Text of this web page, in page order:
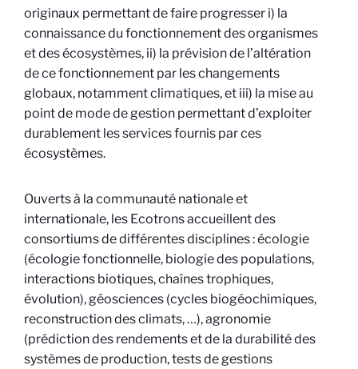
originaux permettant de faire progresser i) la
connaissance du fonctionnement des organismes
et des écosystèmes, ii) la prévision de l’altération
de ce fonctionnement par les changements
globaux, notamment climatiques, et iii) la mise au
point de mode de gestion permettant d’exploiter
durablement les services fournis par ces
écosystèmes.
Ouverts à la communauté nationale et
internationale, les Ecotrons accueillent des
consortiums de différentes disciplines : écologie
(écologie fonctionnelle, biologie des populations,
interactions biotiques, chaînes trophiques,
évolution), géosciences (cycles biogéochimiques,
reconstruction des climats, …), agronomie
(prédiction des rendements et de la durabilité des
systèmes de production, tests de gestions